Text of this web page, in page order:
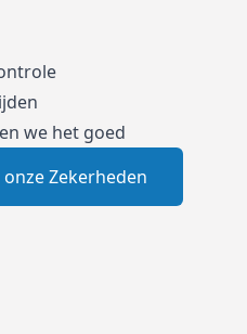
we het goed
Zekerheden